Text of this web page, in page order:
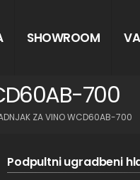
SHOWROOM
700
ZA VINO WCD60AB-700
Podpultni ugradbeni